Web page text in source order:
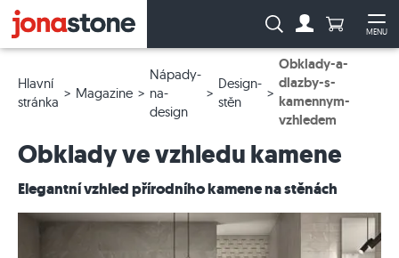
MENU
Vyhledávání:Počet
Hlavní
stránka
Magazine
Nápady-
na-
design
Design-
stěn
Obklady-a-
dlazby-s-
kamennym-
vzhledem
Obklady ve vzhledu kamene
Elegantní vzhled přírodního kamene na stěnách